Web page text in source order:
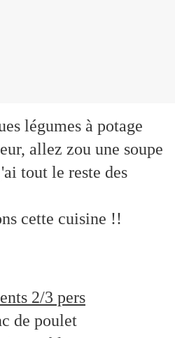
légumes à potage
allez zou une soupe
tout le reste des
cette cuisine !!
2/3 pers
de poulet